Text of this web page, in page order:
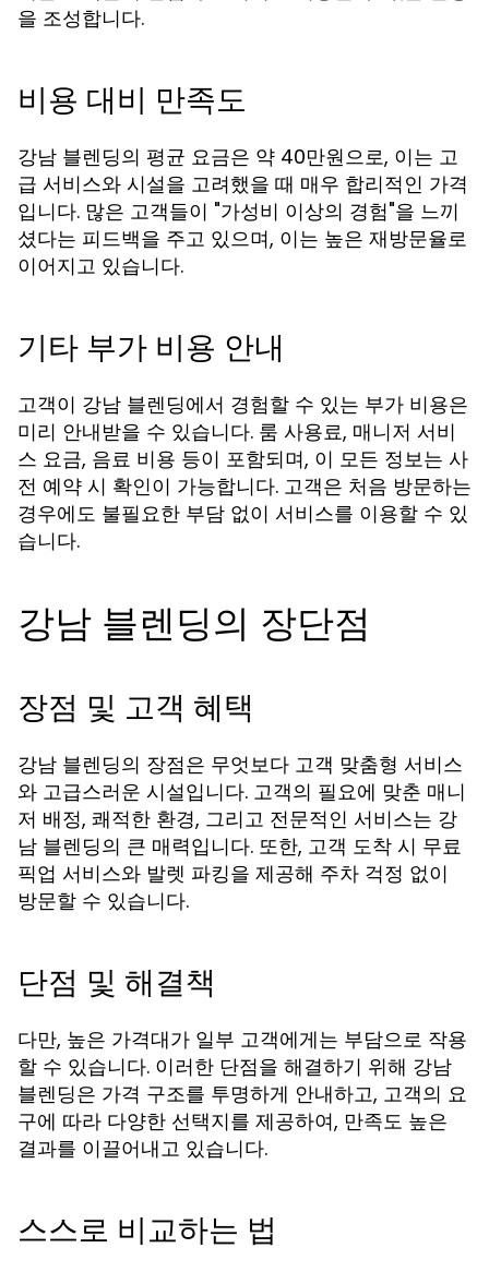
을 조성합니다.
비용 대비 만족도
강남 블렌딩의 평균 요금은 약 40만원으로, 이는 고
급 서비스와 시설을 고려했을 때 매우 합리적인 가격
입니다. 많은 고객들이 "가성비 이상의 경험"을 느끼
셨다는 피드백을 주고 있으며, 이는 높은 재방문율로
이어지고 있습니다.
기타 부가 비용 안내
고객이 강남 블렌딩에서 경험할 수 있는 부가 비용은
미리 안내받을 수 있습니다. 룸 사용료, 매니저 서비
스 요금, 음료 비용 등이 포함되며, 이 모든 정보는 사
전 예약 시 확인이 가능합니다. 고객은 처음 방문하는
경우에도 불필요한 부담 없이 서비스를 이용할 수 있
습니다.
강남 블렌딩의 장단점
장점 및 고객 혜택
강남 블렌딩의 장점은 무엇보다 고객 맞춤형 서비스
와 고급스러운 시설입니다. 고객의 필요에 맞춘 매니
저 배정, 쾌적한 환경, 그리고 전문적인 서비스는 강
남 블렌딩의 큰 매력입니다. 또한, 고객 도착 시 무료
픽업 서비스와 발렛 파킹을 제공해 주차 걱정 없이
방문할 수 있습니다.
단점 및 해결책
다만, 높은 가격대가 일부 고객에게는 부담으로 작용
할 수 있습니다. 이러한 단점을 해결하기 위해 강남
블렌딩은 가격 구조를 투명하게 안내하고, 고객의 요
구에 따라 다양한 선택지를 제공하여, 만족도 높은
결과를 이끌어내고 있습니다.
스스로 비교하는 법